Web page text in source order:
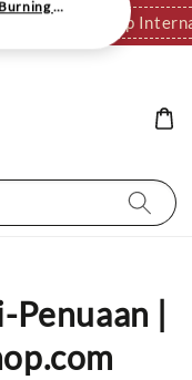
。 ✈️ We Ship
|